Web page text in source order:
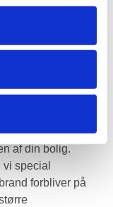
kan vi
huse er det
der også
hus- og
risikoen
af din bolig.
special
forbliver på